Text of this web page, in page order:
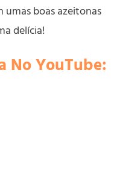
umas boas azeitonas
delícia!
No YouTube: